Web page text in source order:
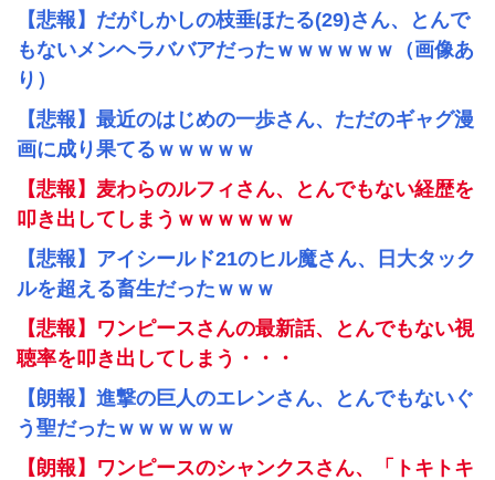
【悲報】だがしかしの枝垂ほたる(29)さん、とんで
もないメンヘラババアだったｗｗｗｗｗｗ（画像あ
り）
【悲報】最近のはじめの一歩さん、ただのギャグ漫
画に成り果てるｗｗｗｗｗ
【悲報】麦わらのルフィさん、とんでもない経歴を
叩き出してしまうｗｗｗｗｗｗ
【悲報】アイシールド21のヒル魔さん、日大タック
ルを超える畜生だったｗｗｗ
【悲報】ワンピースさんの最新話、とんでもない視
聴率を叩き出してしまう・・・
【朗報】進撃の巨人のエレンさん、とんでもないぐ
う聖だったｗｗｗｗｗｗ
【朗報】ワンピースのシャンクスさん、「トキトキ